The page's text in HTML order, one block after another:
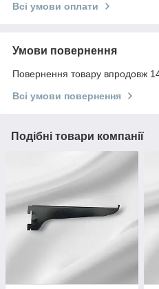
Всі умови оплати
Умови повернення
Повернення товару впродовж
Всі умови повернення
Подібні товари компанії